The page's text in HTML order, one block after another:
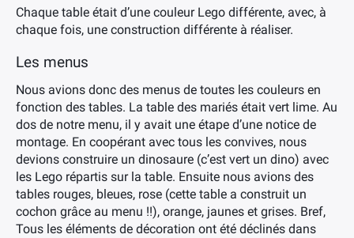
Chaque table était d’une couleur Lego différente, avec, à
chaque fois, une construction différente à réaliser.
Les menus
Nous avions donc des menus de toutes les couleurs en
fonction des tables. La table des mariés était vert lime. Au
dos de notre menu, il y avait une étape d’une notice de
montage. En coopérant avec tous les convives, nous
devions construire un dinosaure (c’est vert un dino) avec
les Lego répartis sur la table. Ensuite nous avions des
tables rouges, bleues, rose (cette table a construit un
cochon grâce au menu !!), orange, jaunes et grises. Bref,
Tous les éléments de décoration ont été déclinés dans